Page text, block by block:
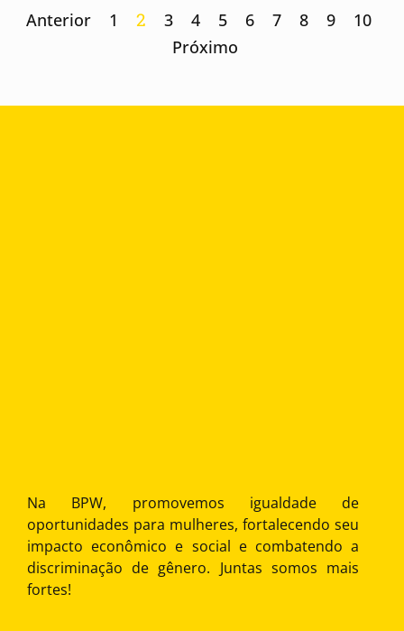
Anterior 1 2 3 4 5 6 7 8 9
10
Próximo
Na BPW, promovemos igualdade de
oportunidades para mulheres, fortalecendo seu
impacto econômico e social e combatendo a
discriminação de gênero. Juntas somos mais
fortes!